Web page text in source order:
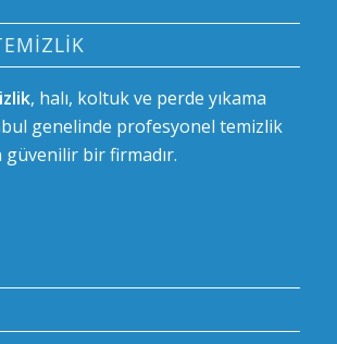
, halı, koltuk ve perde yıkama
genelinde profesyonel temizlik
bir firmadır.